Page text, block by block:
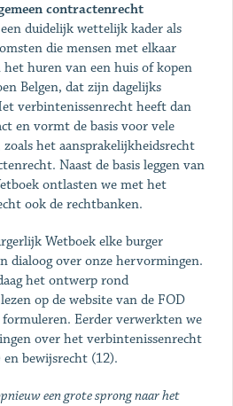
contractenrecht
duidelijk wettelijk kader als
die mensen met elkaar
het huren van een huis of kopen
Belgen, dat zijn dagelijks
verbintenissenrecht heeft dan
en vormt de basis voor vele
het aansprakelijkheidsrecht
Naast de basis leggen van
ontlasten we met het
ook de rechtbanken.
Wetboek elke burger
dialoog over onze hervormingen.
het ontwerp rond
op de website van de FOD
Eerder verwerkten we
over het verbintenissenrecht
bewijsrecht (12).
een grote sprong naar het